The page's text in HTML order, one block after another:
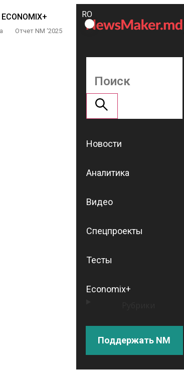
ECONOMIX+
Отчет NM ‘2025
ROMÂNĂ
RU
Поддержать
NM
Новости
Аналитика
Видео
Спецпроекты
Тесты
Economix+
Поддержать NM